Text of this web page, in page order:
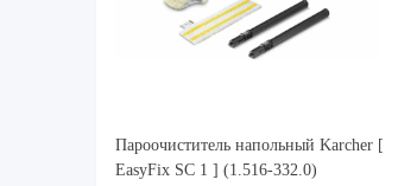
Пароочиститель напольный Karcher [
EasyFix SC 1 ] (1.516-332.0)